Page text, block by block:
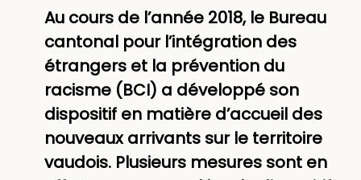
Au cours de l’année 2018, le Bureau
cantonal pour l’intégration des
étrangers et la prévention du
racisme (BCI) a développé son
dispositif en matière d’accueil des
nouveaux arrivants sur le territoire
vaudois. Plusieurs mesures sont en